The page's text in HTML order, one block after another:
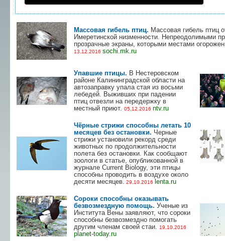
Массовая гибель птиц. Массовая гибель птиц
Имеретинской низменности. Непреодолимыми
прозрачные экраны, которыми местами
13.12.2016 sochi.mk.ru
Упавшие птицы. В Нестеровском
районе Калининградской области на
автозаправку упала стая из восьми
лебедей. Выживших при падении
птиц отвезли на передержку в
местный приют.
05.12.2016 ntv.ru
Чёрные стрижи способны летать 10
месяцев без остановки. Черные
стрижи установили рекорд среди
животных по продолжительности
полета без остановки. Как сообщают
зоологи в статье, опубликованной в
журнале Current Biology, эти птицы
способны проводить в воздухе около
десяти месяцев.
29.10.2016 lenta.ru
Сороки способны оказывать
безвозмездную помощь. Ученые из
Института Вены заявляют, что сороки
способны безвозмездно помогать
другим членам своей стаи.
19.10.2016
planet-today.ru